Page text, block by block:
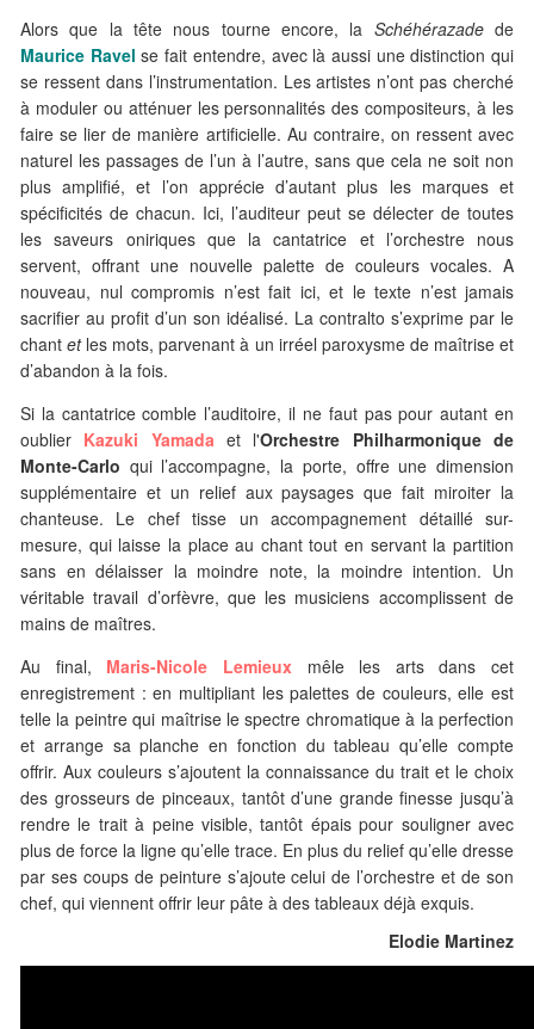
Alors que la tête nous tourne encore, la Schéhérazadede
Maurice Ravel se fait entendre, avec là aussi une distinction qui
se ressent dans l’instrumentation. Les artistes n’ont pas cherché
à moduler ou atténuer les personnalités des compositeurs, à les
faire se lier de manière artificielle. Au contraire, on ressent avec
naturel les passages de l’un à l’autre, sans que cela ne soit non
plus amplifié, et l’on apprécie d’autant plus les marques et
spécificités de chacun. Ici, l’auditeur peut se délecter de toutes
les saveurs oniriques que la cantatrice et l’orchestre nous
servent, offrant une nouvelle palette de couleurs vocales. A
nouveau, nul compromis n’est fait ici, et le texte n’est jamais
sacrifier au profit d’un son idéalisé. La contralto s’exprime par le
chantetles mots, parvenant à un irréel paroxysme de maîtrise et
d’abandon à la fois.
Si la cantatrice comble l’auditoire, il ne faut pas pour autant en
oublier Kazuki Yamada et l'Orchestre Philharmonique de
Monte-Carlo qui l’accompagne, la porte, offre une dimension
supplémentaire et un relief aux paysages que fait miroiter la
chanteuse. Le chef tisse un accompagnement détaillé sur-
mesure, qui laisse la place au chant tout en servant la partition
sans en délaisser la moindre note, la moindre intention. Un
véritable travail d’orfèvre, que les musiciens accomplissent de
mains de maîtres.
Au final, Maris-Nicole Lemieuxmêle les arts dans cet
enregistrement : en multipliant les palettes de couleurs, elle est
telle la peintre qui maîtrise le spectre chromatique à la perfection
et arrange sa planche en fonction du tableau qu’elle compte
offrir. Aux couleurs s’ajoutent la connaissance du trait et le choix
des grosseurs de pinceaux, tantôt d’une grande finesse jusqu’à
rendre le trait à peine visible, tantôt épais pour souligner avec
plus de force la ligne qu’elle trace. En plus du relief qu’elle dresse
par ses coups de peinture s’ajoute celui de l’orchestre et de son
chef, qui viennent offrir leur pâte à des tableaux déjà exquis.
Elodie Martinez